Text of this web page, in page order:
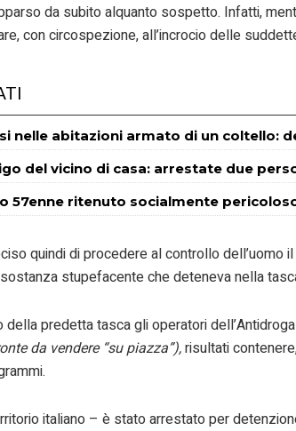
da subito alquanto sospetto. Infatti,
con circospezione, all’incrocio delle
nelle abitazioni armato di un coltello:
del vicino di casa: arrestate due
57enne ritenuto socialmente
quindi di procedere al controllo dell’uomo
stupefacente che deteneva nella
della predetta tasca gli operatori
da vendere “su piazza”),risultati
italiano – è stato arrestato per